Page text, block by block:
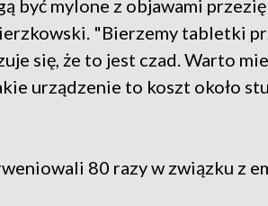
być mylone z objawami
"Bierzemy tabletki
się, że to jest czad. Warto
urządzenie to koszt około
80 razy w związku z